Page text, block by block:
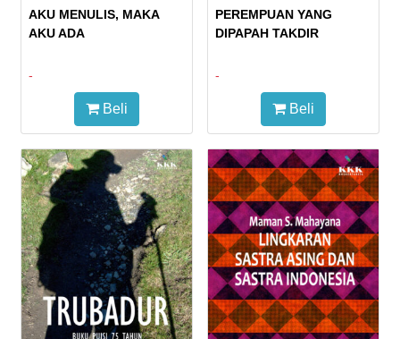
AKU MENULIS, MAKA
AKU ADA
-
Beli
PEREMPUAN YANG
DIPAPAH TAKDIR
-
Beli